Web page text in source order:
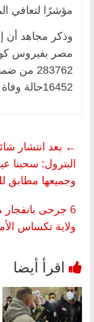
مؤشرًا لتعافي
وذكر مجاهد أن
مصر بفيروس
16452حالة وفاة
← بعد انتشار
البترول: سحبنا
وجميعها مطابق
6 جرحى
ولاية تكساس